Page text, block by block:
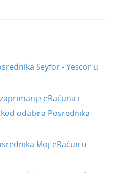
Seyfor - Yescor u
eRačuna i
odabira Posrednika
Moj-eRačun u